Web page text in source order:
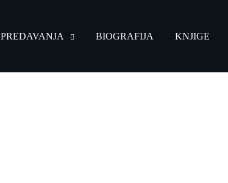
PREDAVANJA BIOGRAFIJA KNJIGE